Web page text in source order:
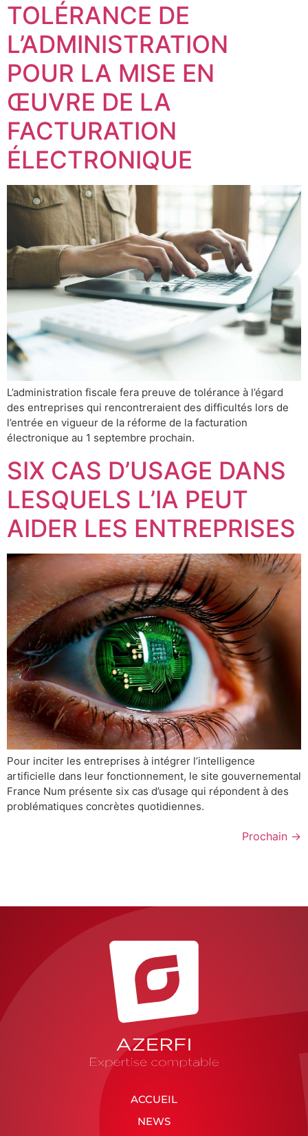
TOLÉRANCE DE
L’ADMINISTRATION
POUR LA MISE EN
ŒUVRE DE LA
FACTURATION
ÉLECTRONIQUE
L’administration fiscale fera preuve de tolérance à l’égard
des entreprises qui rencontreraient des difficultés lors de
l’entrée en vigueur de la réforme de la facturation
électronique au 1 septembre prochain.
SIX CAS D’USAGE DANS
LESQUELS L’IA PEUT
AIDER LES ENTREPRISES
Pour inciter les entreprises à intégrer l’intelligence
artificielle dans leur fonctionnement, le site gouvernemental
France Num présente six cas d’usage qui répondent à des
problématiques concrètes quotidiennes.
Prochain →
ACCUEIL
NEWS